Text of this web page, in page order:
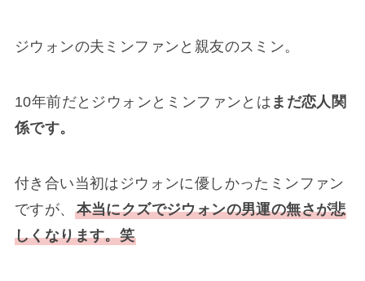
ジウォンの夫ミンファンと親友のスミン。
10年前だとジウォンとミンファンとは まだ恋人関
係です。
付き合い当初はジウォンに優しかったミンファン
ですが、 本当にクズでジウォンの男運の無さが悲
しくなります。笑